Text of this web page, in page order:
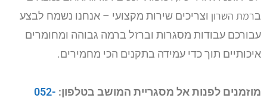
ברמת השרון וצריכים שירות מקצועי – אנחנו נשמח לבצע
עבורכם עבודות מסגרות וברזל ברמה גבוהה ומחומרים
איכותיים תוך כדי עמידה בתקנים הכי מחמירים.
מוזמנים לפנות אל מסגריית המושב בטלפון: 052-